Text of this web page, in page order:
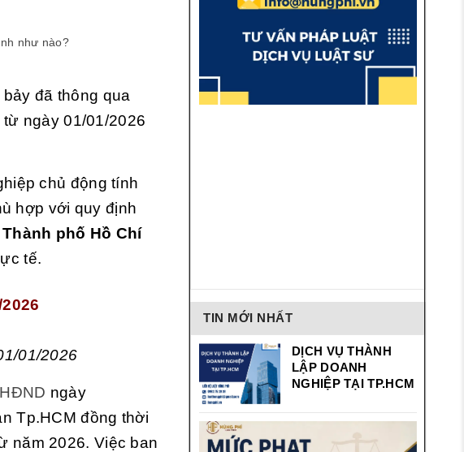
như nào?
đã thông qua
ngày 01/01/2026
chủ động tính
hợp với quy định
phố Hồ Chí
tế.
01/2026
ngày
Tp.HCM đồng thời
năm 2026. Việc ban
TIN MỚI NHẤT
DỊCH VỤ THÀNH
LẬP DOANH
NGHIỆP TẠI TP.HCM